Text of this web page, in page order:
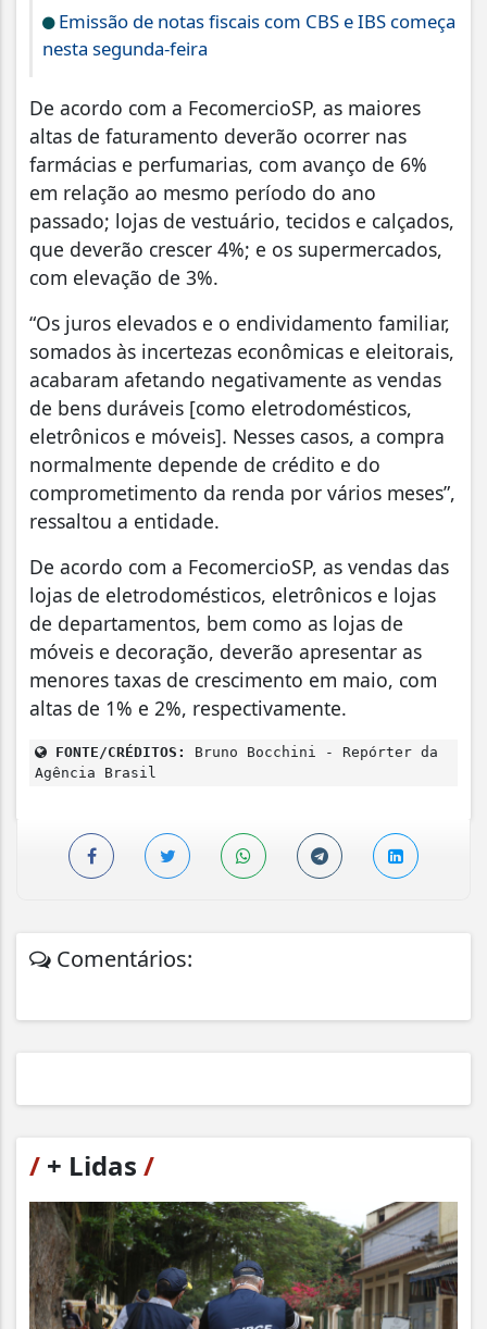
Emissão de notas fiscais com CBS e IBS começa
nesta segunda-feira
De acordo com a FecomercioSP, as maiores
altas de faturamento deverão ocorrer nas
farmácias e perfumarias, com avanço de 6%
em relação ao mesmo período do ano
passado; lojas de vestuário, tecidos e calçados,
que deverão crescer 4%; e os supermercados,
com elevação de 3%.
“Os juros elevados e o endividamento familiar,
somados às incertezas econômicas e eleitorais,
acabaram afetando negativamente as vendas
de bens duráveis [como eletrodomésticos,
eletrônicos e móveis]. Nesses casos, a compra
normalmente depende de crédito e do
comprometimento da renda por vários meses”,
ressaltou a entidade.
De acordo com a FecomercioSP, as vendas das
lojas de eletrodomésticos, eletrônicos e lojas
de departamentos, bem como as lojas de
móveis e decoração, deverão apresentar as
menores taxas de crescimento em maio, com
altas de 1% e 2%, respectivamente.
FONTE/CRÉDITOS:
Bruno Bocchini - Repórter da
Agência Brasil
Comentários:
/ + Lidas /